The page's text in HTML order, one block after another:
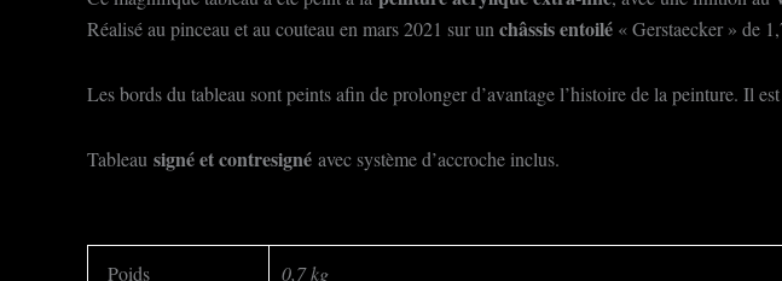
Réalisé au pinceau et au couteau en mars 2021 sur un châssis entoilé « Gerstaecker » de
Les bords du tableau sont peints afin de prolonger d’avantage l’histoire de la peinture. Il
Tableau signé et contresigné avec système d’accroche inclus.
Poids 0,7 kg